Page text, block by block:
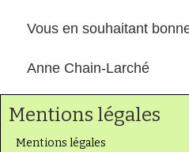
Vous en souhaitant
Anne Chain-Larché
Mentions légales
Mentions légales